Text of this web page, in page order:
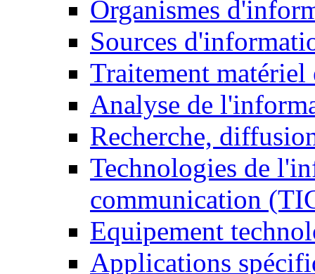
Organismes
Sources
Traitement matériel
Analyse de
Recherche,
Technologies de
communication
Equipement
Applications